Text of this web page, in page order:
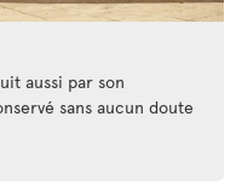
aussi par son
sans aucun doute